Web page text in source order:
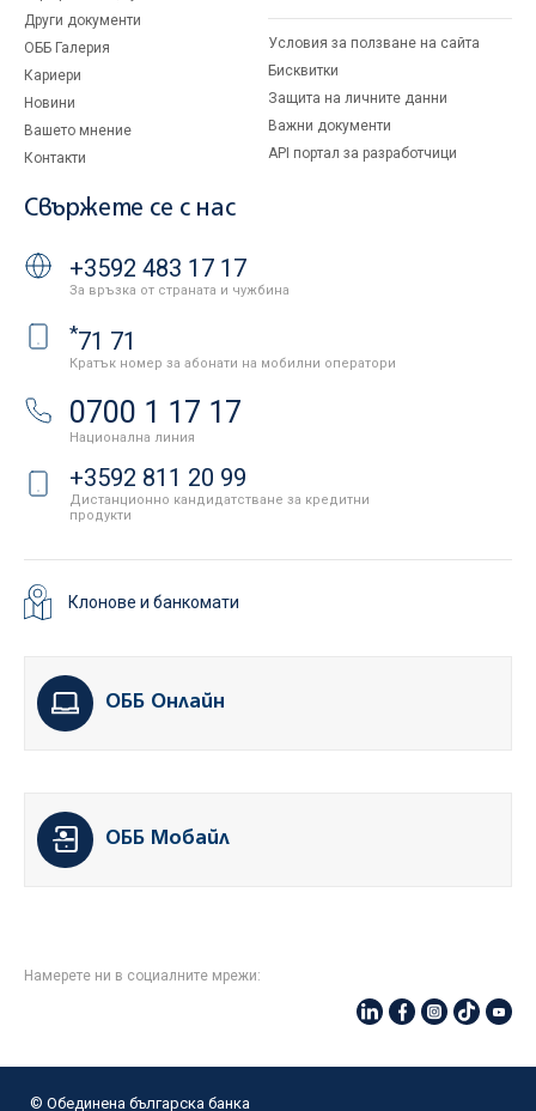
Други документи
ОББ Галерия
Кариери
Новини
Вашето мнение
Контакти
Условия за ползване на сайта
Бисквитки
Защита на личните данни
Важни документи
API портал за разработчици
Свържете се с нас
+3592 483 17 17
За връзка от страната и чужбина
*71 71
Кратък номер за абонати на мобилни оператори
0700 1 17 17
Национална линия
+3592 811 20 99
Дистанционно кандидатстване за кредитни
продукти
Клонове и банкомати
ОББ Онлайн
ОББ Мобайл
Намерете ни в социалните мрежи:
© Oбединена българска банка